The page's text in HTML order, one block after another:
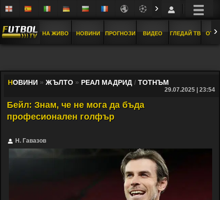
›
НА ЖИВО НОВИНИ ПРОГНОЗИ ВИДЕО ГЛЕДАЙ ТВ ›
НОВИНИ » ЖЪЛТО » РЕАЛ МАДРИД / ТОТНЪМ
29.07.2025 | 23:54
Бейл: Знам, че не мога да бъда
професионален голфър
Н. Гавазов